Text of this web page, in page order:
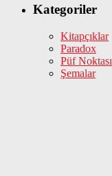
Kategoriler
Kitapçıklar
Paradox
Püf Noktası
Şemalar